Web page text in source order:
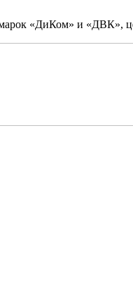
«ДиКом» и «ДВК»,